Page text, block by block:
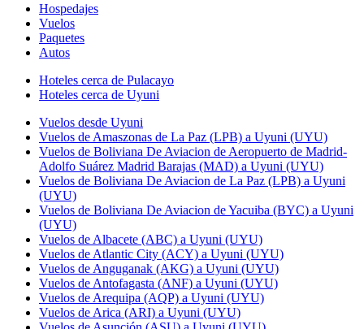
Hospedajes
Vuelos
Paquetes
Autos
Hoteles cerca de Pulacayo
Hoteles cerca de Uyuni
Vuelos desde Uyuni
Vuelos de Amaszonas de La Paz (LPB) a Uyuni (UYU)
Vuelos de Boliviana De Aviacion de Aeropuerto de Madrid-
Adolfo Suárez Madrid Barajas (MAD) a Uyuni (UYU)
Vuelos de Boliviana De Aviacion de La Paz (LPB) a Uyuni
(UYU)
Vuelos de Boliviana De Aviacion de Yacuiba (BYC) a Uyuni
(UYU)
Vuelos de Albacete (ABC) a Uyuni (UYU)
Vuelos de Atlantic City (ACY) a Uyuni (UYU)
Vuelos de Anguganak (AKG) a Uyuni (UYU)
Vuelos de Antofagasta (ANF) a Uyuni (UYU)
Vuelos de Arequipa (AQP) a Uyuni (UYU)
Vuelos de Arica (ARI) a Uyuni (UYU)